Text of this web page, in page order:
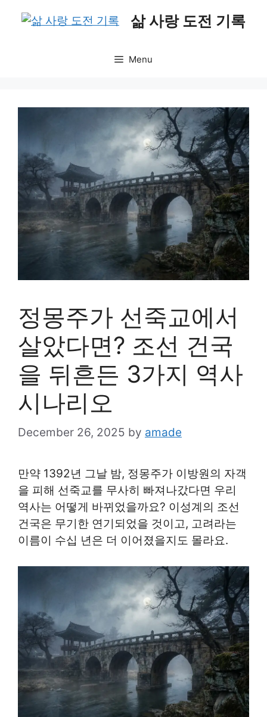
삶 사랑 도전 기록
Menu
정몽주가 선죽교에서
살았다면? 조선 건국
을 뒤흔든 3가지 역사
시나리오
December 26, 2025 by amade
만약 1392년 그날 밤, 정몽주가 이방원의 자객
을 피해 선죽교를 무사히 빠져나갔다면 우리
역사는 어떻게 바뀌었을까요? 이성계의 조선
건국은 무기한 연기되었을 것이고, 고려라는
이름이 수십 년은 더 이어졌을지도 몰라요.